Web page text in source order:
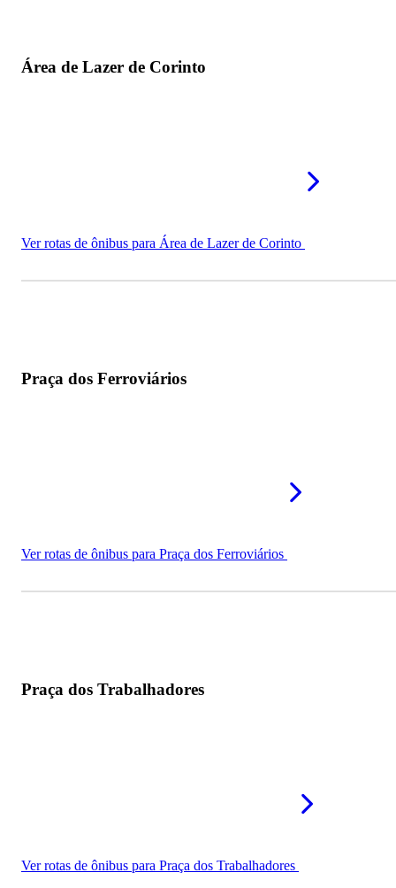
Área de Lazer de Corinto
Ver rotas de ônibus para Área de Lazer de Corinto
Praça dos Ferroviários
Ver rotas de ônibus para Praça dos Ferroviários
Praça dos Trabalhadores
Ver rotas de ônibus para Praça dos Trabalhadores